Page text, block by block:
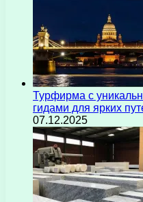
Турфирма с
гидами для ярких
07.12.2025